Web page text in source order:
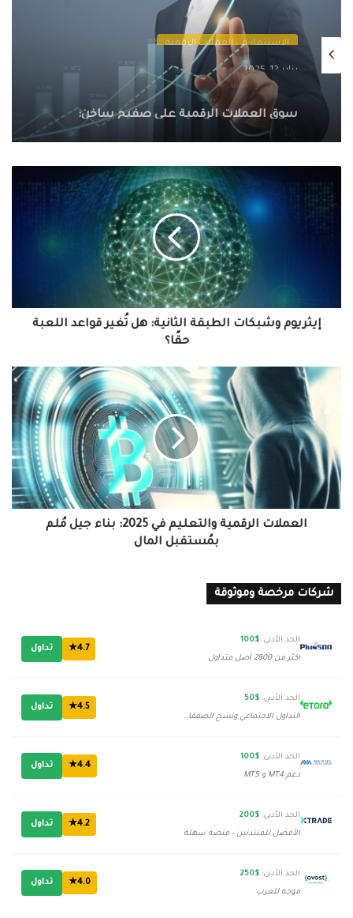
الاستثمار في العملات الرقمية
سوق العملات الرقمية على صفيح ساخن:
تقلبات، تصفية ضخمة، وتشريعات تُعيد
تشكيل المشهد
الطبقة
حقًا؟
إيثريوم وشبكات الطبقة الثانية: هل تُغير قواعد اللعبة
حقًا؟
العملات
الرقمية
والتعليم
2025:
بناء
جيل
مُلم
بمُستقبل
العملات الرقمية والتعليم في 2025: بناء جيل مُلم
بمُستقبل المال
شركات مرخصة وموثوقة
الحد الأدنى: $100
أكثر من 2800 أصل متداول
4.7★ تداول
الحد الأدنى: $50
التداول الاجتماعي ونسخ الصفقات
4.5★ تداول
الحد الأدنى: $100
دعم MT4 و MT5
4.4★ تداول
الحد الأدنى: $200
الأفضل للمبتدئين - منصة سهلة
4.2★ تداول
الحد الأدنى: $250
موجه للعرب
4.0★ تداول